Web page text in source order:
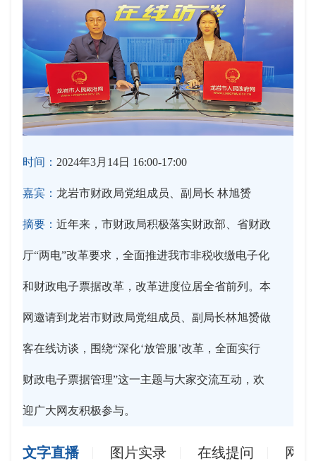
时间： 2024年3月14日 16:00-17:00
嘉宾： 龙岩市财政局党组成员、副局长 林旭赟
摘要： 近年来，市财政局积极落实财政部、省财政
厅“两电”改革要求，全面推进我市非税收缴电子化
和财政电子票据改革，改革进度位居全省前列。本
网邀请到龙岩市财政局党组成员、副局长林旭赟做
客在线访谈，围绕“深化‘放管服’改革，全面实行
财政电子票据管理”这一主题与大家交流互动，欢
迎广大网友积极参与。
文字直播 图片实录 在线提问 网